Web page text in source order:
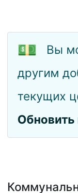
💵
Вы
другим
текущих